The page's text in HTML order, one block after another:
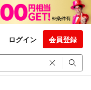
ログイン 会員登録